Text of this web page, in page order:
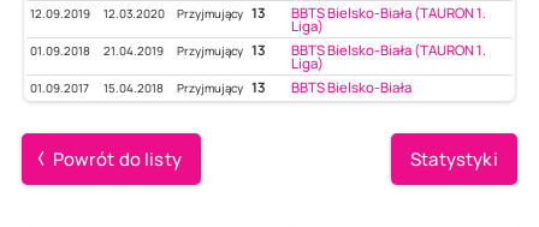
12.09.2019 12.03.2020 Przyjmujący 13 BBTS Bielsko-Biała (TAURON 1.
Liga)
01.09.2018 21.04.2019 Przyjmujący 13 BBTS Bielsko-Biała (TAURON 1.
Liga)
01.09.2017 15.04.2018 Przyjmujący 13 BBTS Bielsko-Biała
Powrót do listy Statystyki